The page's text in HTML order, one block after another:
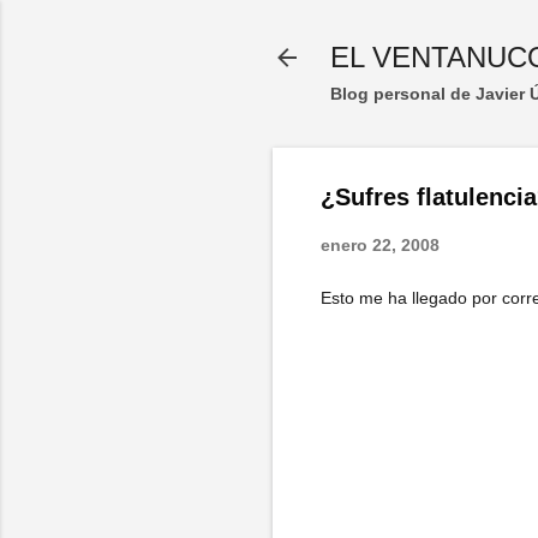
EL
Blog personal de Javier
¿Sufres
enero 22, 2008
Esto me ha llegado por